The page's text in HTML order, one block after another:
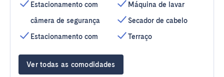
Estacionamento com
câmera de segurança
Estacionamento com
Máquina de lavar
Secador de cabelo
Terraço
Ver todas as comodidades